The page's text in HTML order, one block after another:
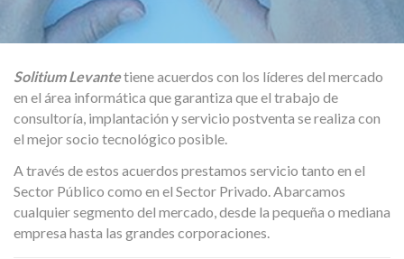
Solitium Levantetiene acuerdos con los líderes del mercado
en el área informática que garantiza que el trabajo de
consultoría, implantación y servicio postventa se realiza con
el mejor socio tecnológico posible.
A través de estos acuerdos prestamos servicio tanto en el
Sector Público como en el Sector Privado. Abarcamos
cualquier segmento del mercado, desde la pequeña o mediana
empresa hasta las grandes corporaciones.